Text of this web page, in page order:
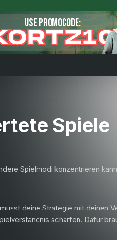
USE PROMOCODE:
Spiele
Spielmodi konzentrieren
deine Strategie mit deinen
schärfen. Dafür